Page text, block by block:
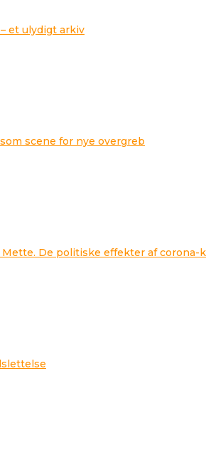
et ulydigt arkiv
scene for nye overgreb
De politiske effekter af